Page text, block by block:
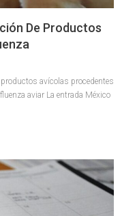
De Productos
avícolas procedentes
aviar La entrada México